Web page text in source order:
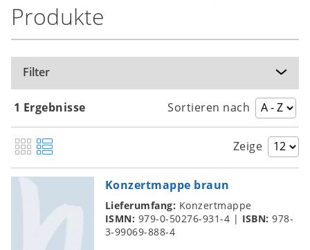
Produkte
Filter
1 Ergebnisse Sortieren nach
Zeige
Konzertmappe braun
Lieferumfang: Konzertmappe
ISMN: 979-0-50276-931-4 | ISBN:978-
3-99069-888-4